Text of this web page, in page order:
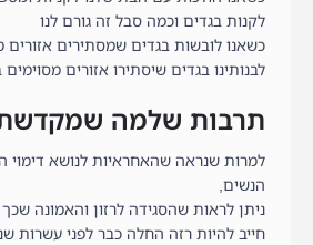
לקנות בגדים וכמה סבל זה גורם לנו
כשאנו לובשות בגדים שמסתירים אזורים
לבנותינו בגדים שיסתירו אזורים מסוימים
תרבות שלמה
למרות שנראה שהאחראיות לנושא דימוי
הנשים,
ניתן לראות שהסגידה לרזון והאמונה
חייב להיות רזה החלה כבר לפני עשרות